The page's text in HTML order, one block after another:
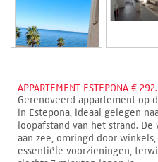
APPARTEMENT ESTEPONA €
Gerenoveerd appartement op
in Estepona, ideaal gelegen
loopafstand van het strand.
aan zee, omringd door
essentiële voorzieningen,